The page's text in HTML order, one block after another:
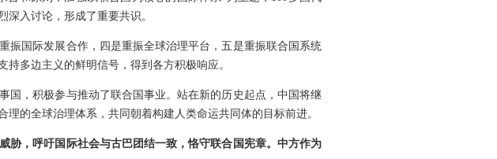
入讨论，形成了重要共识。
振国际发展合作，四是重振全球治理平台，五是重振联合国系统
多边主义的鲜明信号，得到各方积极响应。
国，积极参与推动了联合国事业。站在新的历史起点，中国将继
的全球治理体系，共同朝着构建人类命运共同体的目标前进。
胁，呼吁国际社会与古巴团结一致，恪守联合国宪章。中方作为